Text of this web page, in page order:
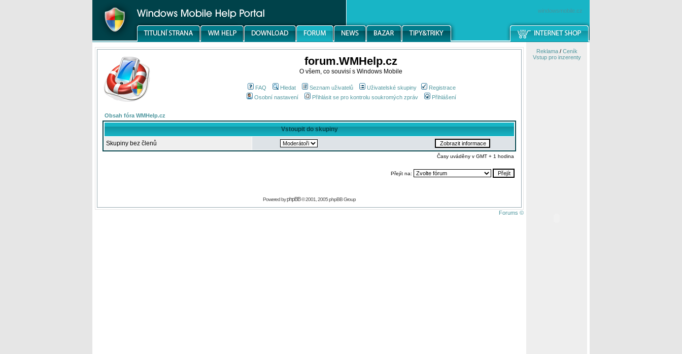
windowsmobile.cz
forum.WMHelp.cz
O všem, co souvisí s Windows Mobile
FAQ Hledat Seznam uživatelů Uživatelské skupiny
Registrace
Osobní nastavení
Přihlásit se pro kontrolu soukromých zpráv Přihlášení
Obsah fóra WMHelp.cz
Vstoupit do skupiny
Skupiny bez členů
Časy uváděny v GMT + 1 hodina
Přejít na:
Powered byphpBB© 2001, 2005 phpBB Group
Forums ©
Reklama/ Ceník
Vstup pro inzerenty